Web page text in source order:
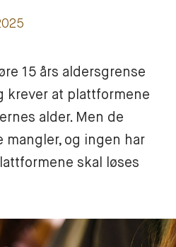
15 års aldersgrense
krever at plattformene
alder. Men de
og ingen har
skal løses